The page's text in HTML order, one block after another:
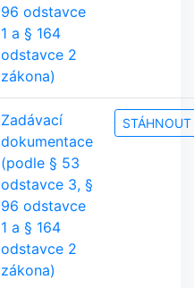
96 odstavce
1 a § 164
odstavce 2
zákona)
Zadávací
dokumentace
(podle § 53
odstavce 3, §
96 odstavce
1 a § 164
odstavce 2
zákona)
STÁHNOUT